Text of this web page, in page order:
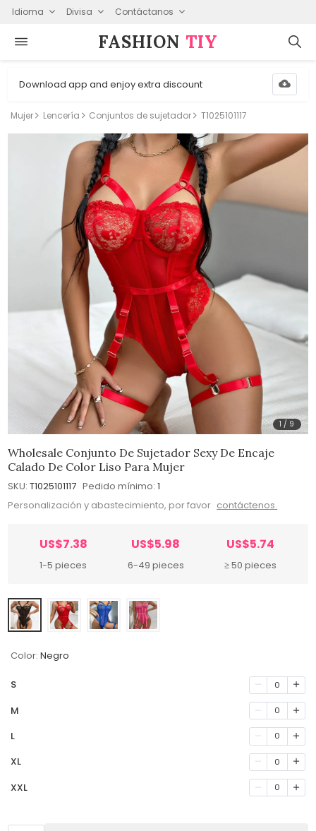
Idioma Divisa Contáctanos
FASHION⁠ TIY
Download app and enjoy extra discount
Mujer Lencería Conjuntos de sujetador T1025101117
1 / 9
Wholesale Conjunto De Sujetador Sexy De Encaje
Calado De Color Liso Para Mujer
SKU: T1025101117 Pedido mínimo: 1
Personalización y abastecimiento, por favor contáctenos.
US$7.38
1-5 pieces
US$5.98
6-49 pieces
US$5.74
≥ 50 pieces
Color: Negro
S 0
M 0
L 0
XL 0
XXL 0